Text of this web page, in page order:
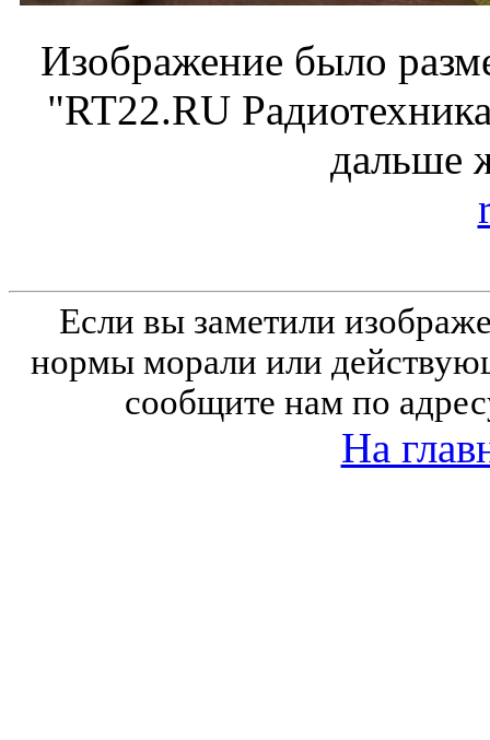
Изображение было
"RT22.RU
дальше
Если вы заметили
нормы морали или
сообщите нам по
На